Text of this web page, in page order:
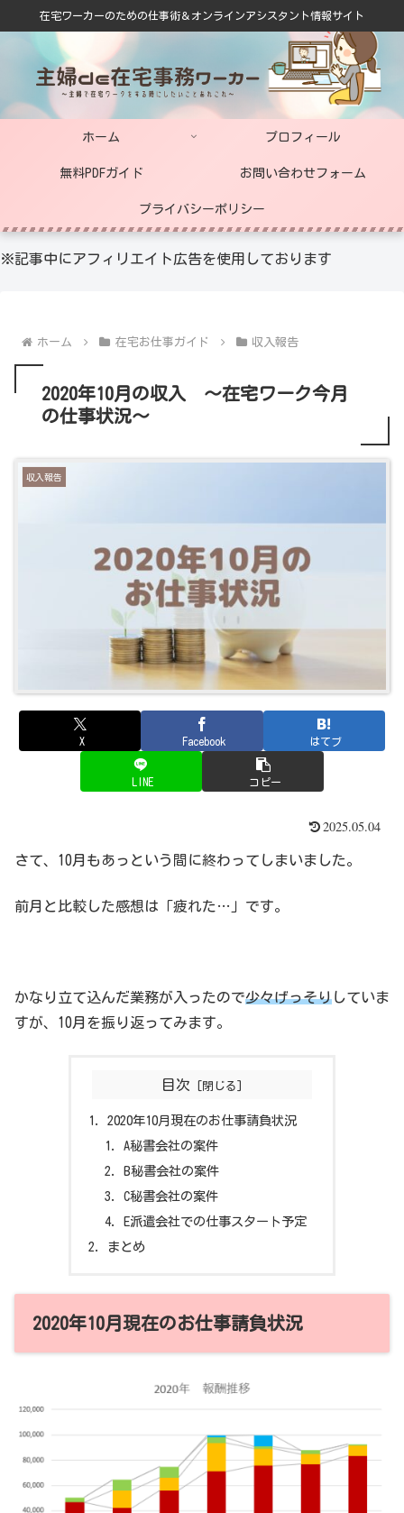
在宅ワーカーのための仕事術＆オンラインアシスタント情報サイト
ホーム プロフィール
無料PDFガイド お問い合わせフォーム
プライバシーポリシー
※記事中にアフィリエイト広告を使用しております
ホーム 在宅お仕事ガイド 収入報告
2020年10月の収入 ～在宅ワーク今月
の仕事状況～
収入報告
X Facebook はてブ
LINE コピー
2025.05.04
さて、10月もあっという間に終わってしまいました。
前月と比較した感想は「疲れた…」です。
かなり立て込んだ業務が入ったので少々げっそりしていま
すが、10月を振り返ってみます。
目次
2020年10月現在のお仕事請負状況
A秘書会社の案件
B秘書会社の案件
C秘書会社の案件
E派遣会社での仕事スタート予定
まとめ
2020年10月現在のお仕事請負状況